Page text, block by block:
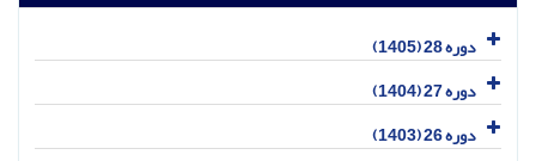
دوره 28 (1405)
دوره 27 (1404)
دوره 26 (1403)